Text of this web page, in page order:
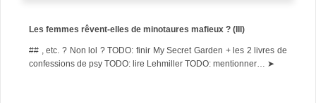
Les femmes rêvent-elles de minotaures mafieux ? (III)
## , etc. ? Non lol ? TODO: finir My Secret Garden + les 2 livres de
confessions de psy TODO: lire Lehmiller TODO: mentionner… ➤